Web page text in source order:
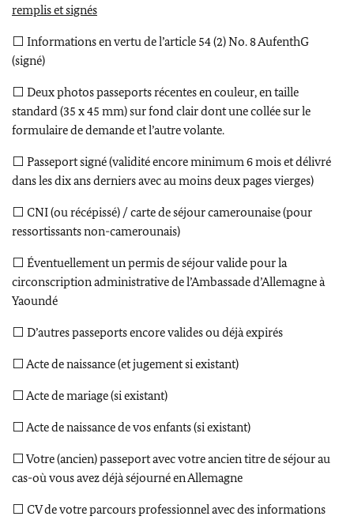
remplis et signés
⬜ Informations en vertu de l’article 54 (2) No. 8 AufenthG
(signé)
⬜ Deux photos passeports récentes en couleur, en taille
standard (35 x 45 mm) sur fond clair dont une collée sur le
formulaire de demande et l’autre volante.
⬜ Passeport signé (validité encore minimum 6 mois et délivré
dans les dix ans derniers avec au moins deux pages vierges)
⬜ CNI (ou récépissé) / carte de séjour camerounaise (pour
ressortissants non-camerounais)
⬜ Éventuellement un permis de séjour valide pour la
circonscription administrative de l’Ambassade d’Allemagne à
Yaoundé
⬜ D’autres passeports encore valides ou déjà expirés
⬜ Acte de naissance (et jugement si existant)
⬜ Acte de mariage (si existant)
⬜ Acte de naissance de vos enfants (si existant)
⬜ Votre (ancien) passeport avec votre ancien titre de séjour au
cas-où vous avez déjà séjourné en Allemagne
⬜ CV de votre parcours professionnel avec des informations